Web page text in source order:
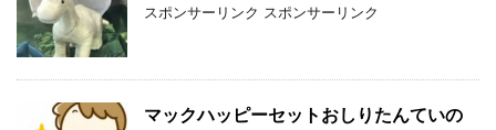
スポンサーリンク スポンサーリンク
マックハッピーセットおしりたんていの